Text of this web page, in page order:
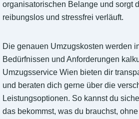
organisatorischen Belange und sorgt
reibungslos und stressfrei verläuft.
Die genauen Umzugskosten werden
Bedürfnissen und Anforderungen
Umzugsservice Wien bieten dir
und beraten dich gerne über die
Leistungsoptionen. So kannst du
das bekommst, was du brauchst,